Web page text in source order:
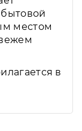
местом
в